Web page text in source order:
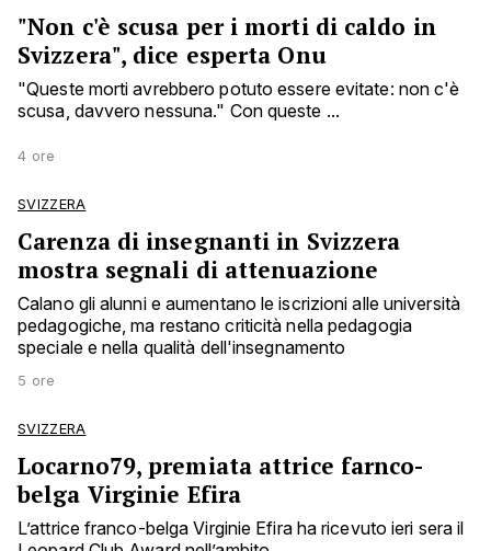
"Non c'è scusa per i morti di caldo in
Svizzera", dice esperta Onu
"Queste morti avrebbero potuto essere evitate: non c'è
scusa, davvero nessuna." Con queste ...
4 ore
SVIZZERA
Carenza di insegnanti in Svizzera
mostra segnali di attenuazione
Calano gli alunni e aumentano le iscrizioni alle università
pedagogiche, ma restano criticità nella pedagogia
speciale e nella qualità dell'insegnamento
5 ore
SVIZZERA
Locarno79, premiata attrice farnco-
belga Virginie Efira
L’attrice franco-belga Virginie Efira ha ricevuto ieri sera il